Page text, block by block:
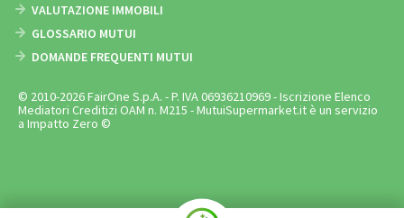
VALUTAZIONE IMMOBILI
GLOSSARIO MUTUI
DOMANDE FREQUENTI MUTUI
© 2010-2026 FairOne S.p.A. - P. IVA 06936210969 - Iscrizione Elenco
Mediatori Creditizi OAM n. M215 - MutuiSupermarket.it è un servizio
a Impatto Zero ©